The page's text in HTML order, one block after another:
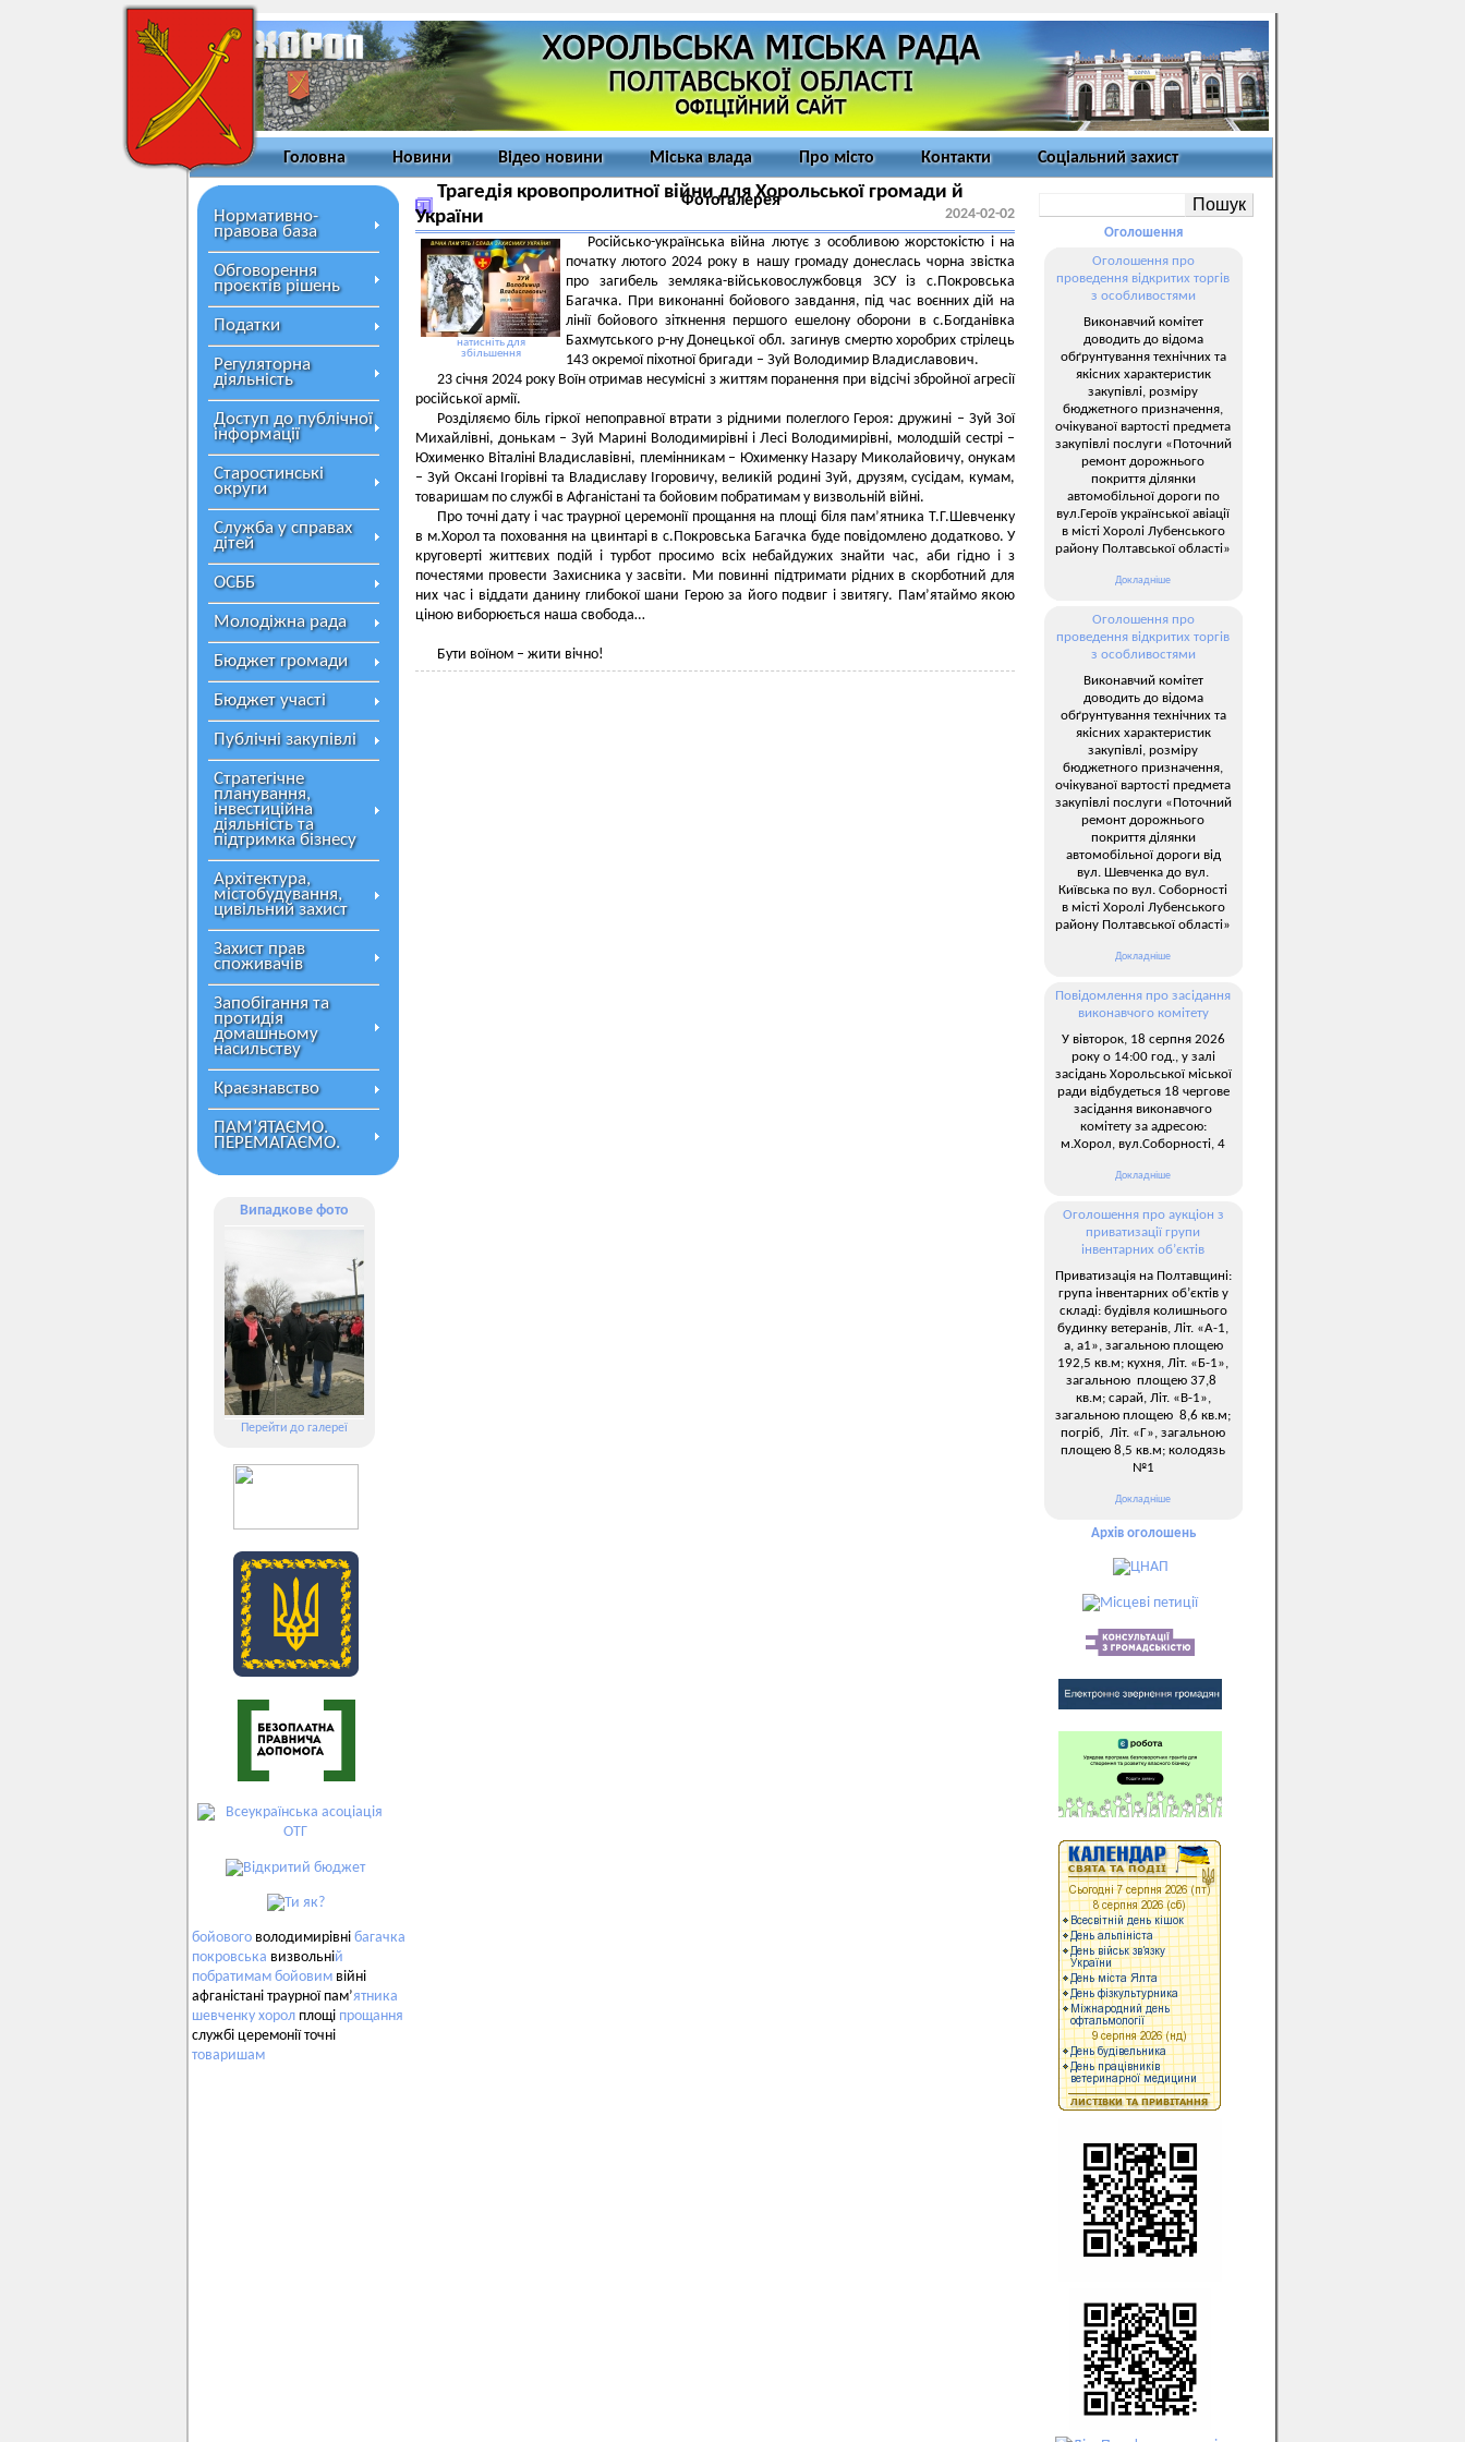
Головна Новини Відео новини Міська влада Про місто Контакти Соціальний захист
Фотогалерея
Нормативно-
правова база
Обговорення
проєктів рішень
Податки
Регуляторна
діяльність
Доступ до публічної
інформації
Старостинські
округи
Служба у справах
дітей
ОСББ
Молодіжна рада
Бюджет громади
Бюджет участі
Публічні закупівлі
Стратегічне
планування,
інвестиційна
діяльність та
підтримка бізнесу
Архітектура,
містобудування,
цивільний захист
Захист прав
споживачів
Запобігання та
протидія
домашньому
насильству
Краєзнавство
ПАМ’ЯТАЄМО.
ПЕРЕМАГАЄМО.
Випадкове фото
Перейти до галереї
бойового володимирівні багачка
покровська визвольній
побратимам бойовим війні
афганістані траурної пам’ятника
шевченку хорол площі прощання
службі церемонії точні
товаришам
Трагедія кровопролитної війни для Хорольської громади й
України
2024-02-02
натисніть для
збільшення
Російсько-українська війна лютує з особливою жорстокістю і на
початку лютого 2024 року в нашу громаду донеслась чорна звістка
про загибель земляка-військовослужбовця ЗСУ із с.Покровська
Багачка. При виконанні бойового завдання, під час воєнних дій на
лінії бойового зіткнення першого ешелону оборони в с.Богданівка
Бахмутського р-ну Донецької обл. загинув смертю хоробрих стрілець
143 окремої піхотної бригади – Зуй Володимир Владиславович.
23 січня 2024 року Воїн отримав несумісні з життям поранення при відсічі збройної агресії
російської армії.
Розділяємо біль гіркої непоправної втрати з рідними полеглого Героя: дружині – Зуй Зої
Михайлівні, донькам – Зуй Марині Володимирівні і Лесі Володимирівні, молодшій сестрі –
Юхименко Віталіні Владиславівні, племінникам – Юхименку Назару Миколайовичу, онукам
– Зуй Оксані Ігорівні та Владиславу Ігоровичу, великій родині Зуй, друзям, сусідам, кумам,
товаришам по службі в Афганістані та бойовим побратимам у визвольній війні.
Про точні дату і час траурної церемонії прощання на площі біля пам’ятника Т.Г.Шевченку
в м.Хорол та поховання на цвинтарі в с.Покровська Багачка буде повідомлено додатково. У
круговерті життєвих подій і турбот просимо всіх небайдужих знайти час, аби гідно і з
почестями провести Захисника у засвіти. Ми повинні підтримати рідних в скорботний для
них час і віддати данину глибокої шани Герою за його подвиг і звитягу. Пам’ятаймо якою
ціною виборюється наша свобода…
Бути воїном – жити вічно!
Оголошення
Оголошення про
проведення відкритих торгів
з особливостями
Виконавчий комітет
доводить до відома
обґрунтування технічних та
якісних характеристик
закупівлі, розміру
бюджетного призначення,
очікуваної вартості предмета
закупівлі послуги «Поточний
ремонт дорожнього
покриття ділянки
автомобільної дороги по
вул.Героїв української авіації
в місті Хоролі Лубенського
району Полтавської області»
Докладніше
Оголошення про
проведення відкритих торгів
з особливостями
Виконавчий комітет
доводить до відома
обґрунтування технічних та
якісних характеристик
закупівлі, розміру
бюджетного призначення,
очікуваної вартості предмета
закупівлі послуги «Поточний
ремонт дорожнього
покриття ділянки
автомобільної дороги від
вул. Шевченка до вул.
Київська по вул. Соборності
в місті Хоролі Лубенського
району Полтавської області»
Докладніше
Повідомлення про засідання
виконавчого комітету
У вівторок, 18 серпня 2026
року о 14:00 год., у залі
засідань Хорольської міської
ради відбудеться 18 чергове
засідання виконавчого
комітету за адресою:
м.Хорол, вул.Соборності, 4
Докладніше
Оголошення про аукціон з
приватизації групи
інвентарних об’єктів
Приватизація на Полтавщині:
група інвентарних об’єктів у
складі: будівля колишнього
будинку ветеранів, Літ. «А-1,
а, а1», загальною площею
192,5 кв.м; кухня, Літ. «Б-1»,
загальною площею 37,8
кв.м; сарай, Літ. «В-1»,
загальною площею 8,6 кв.м;
погріб, Літ. «Г», загальною
площею 8,5 кв.м; колодязь
№1
Докладніше
Архів оголошень